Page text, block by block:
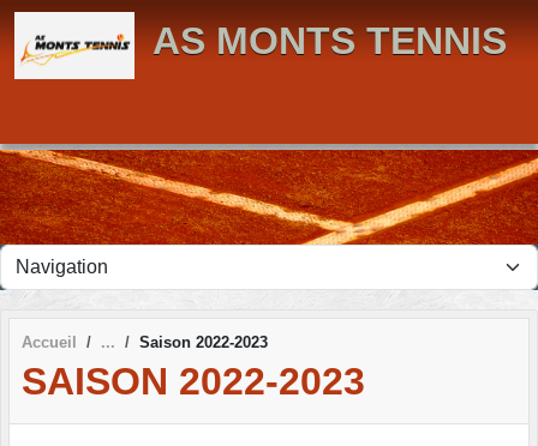
AS MONTS TENNIS
Accueil Saison 2022-2023
SAISON 2022-2023
Panneau de gestion des cookies